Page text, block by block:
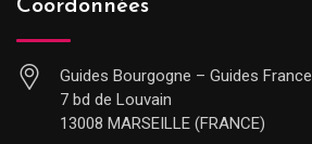
Coordonnées
Guides Bourgogne – Guides France
7 bd de Louvain
13008 MARSEILLE (FRANCE)